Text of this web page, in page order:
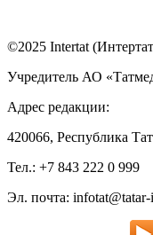
©2025 Intertat
Учредитель АО
Адрес редакции:
420066, Республика
Тел.: +7 843 222 0 999
Эл. почта: